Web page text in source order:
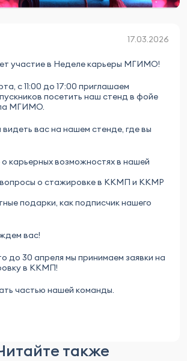
17.03.2026
участие в Неделе карьеры МГИМО!
с 11:00 до 17:00 приглашаем
посетить наш стенд в фойе
МГИМО.
вас на нашем стенде, где вы
карьерных возможностях в нашей
о стажировке в ККМП и KKMP
подарки, как подписчик нашего
вас!
до 30 апреля мы принимаем заявки на
в ККМП!
частью нашей команды.
также